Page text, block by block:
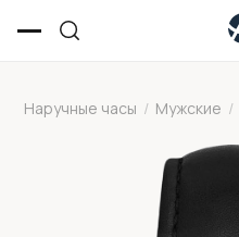
Наручные часы / Мужские /